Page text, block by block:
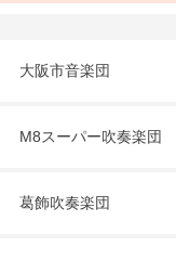
大阪市音楽団
M8スーパー吹奏楽団
葛飾吹奏楽団